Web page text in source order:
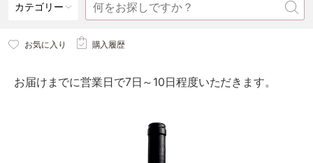
カテゴリー
お気に入り 購入履歴
お届けまでに営業日で7日～10日程度いただきます。